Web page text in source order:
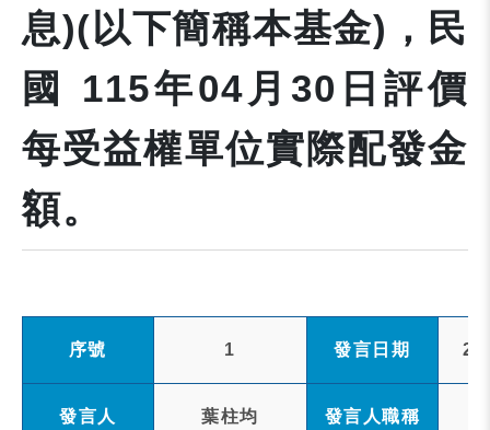
息)(以下簡稱本基金)，民
國 115年04月30日評價
每受益權單位實際配發金
額。
序號 1 發言日期
發言人 葉柱均 發言人職稱